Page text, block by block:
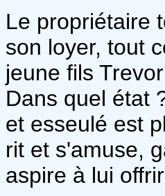
Le propriétaire
son loyer, tout
jeune fils
Dans quel état
et esseulé est
rit et s'amuse,
aspire à lui